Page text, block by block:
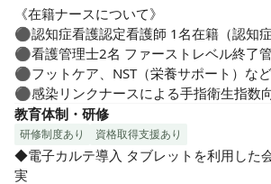
《在籍ナースについて》
⚫︎認知症看護認定看護師 1名在籍（認知症
⚫︎看護管理士2名 ファーストレベル終了
⚫︎フットケア、NST（栄養サポート）な
⚫︎感染リンクナースによる手指衛生指数
教育体制・研修
研修制度あり 資格取得支援あり
◆電子カルテ導入 タブレットを利用した
実